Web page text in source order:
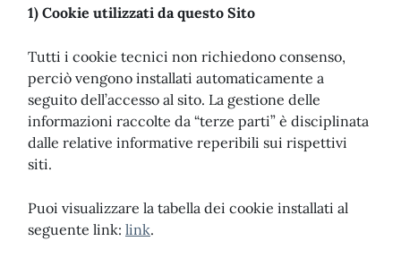
1) Cookie utilizzati da questo Sito
Tutti i cookie tecnici non richiedono consenso,
perciò vengono installati automaticamente a
seguito dell’accesso al sito. La gestione delle
informazioni raccolte da “terze parti” è disciplinata
dalle relative informative reperibili sui rispettivi
siti.
Puoi visualizzare la tabella dei cookie installati al
seguente link: link.